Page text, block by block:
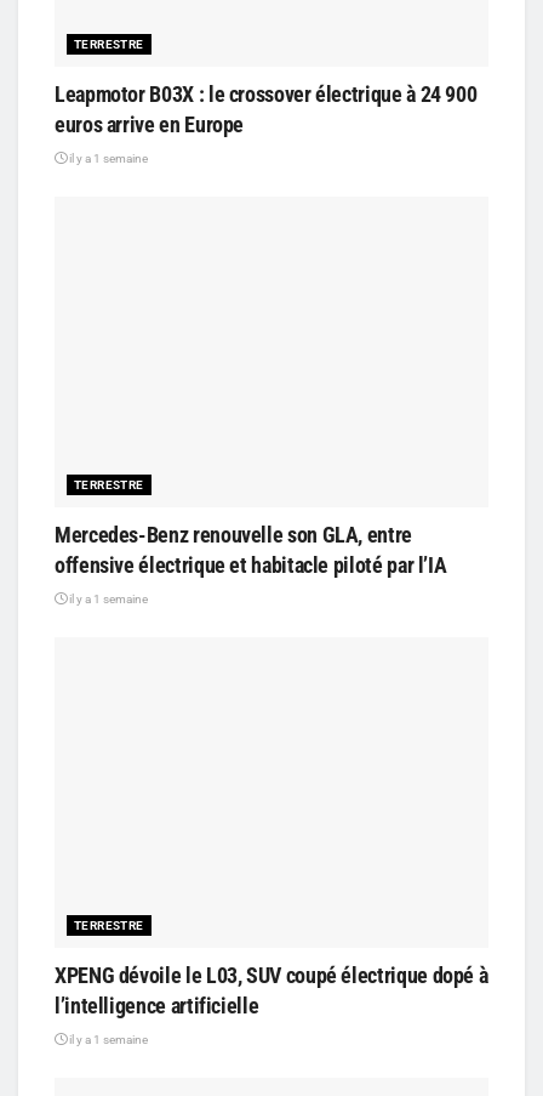
TERRESTRE
Leapmotor B03X : le crossover électrique à 24 900
euros arrive en Europe
il y a 1 semaine
TERRESTRE
Mercedes-Benz renouvelle son GLA, entre
offensive électrique et habitacle piloté par l’IA
il y a 1 semaine
TERRESTRE
XPENG dévoile le L03, SUV coupé électrique dopé à
l’intelligence artificielle
il y a 1 semaine